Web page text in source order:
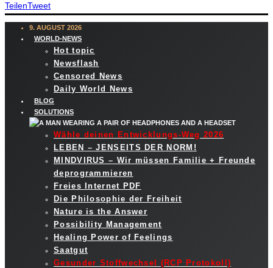
TeilenTweet
9. AUGUST 2026
WORLD-NEWS
Hot topic
Newsflash
Censored News
Daily World News
BLOG
SOLUTIONS
Wähle deinen Entwicklungs-Weg 2026
LEBEN – JENSEITS DER NORM!
MINDVIRUS – Wir müssen Familie + Freunde
deprogrammieren
Freies Internet PDF
Die Philosophie der Freiheit
Nature is the Answer
Possibility Management
Healing Power of Feelings
Saatgut
Gesunder Stoffwechsel (RCP Protokoll)